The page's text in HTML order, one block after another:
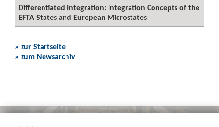
Differentiated Integration: Integration Concepts of the
EFTA States and European Microstates
» zur Startseite
» zum Newsarchiv